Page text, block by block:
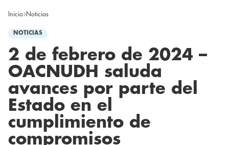
Inicio Noticias
NOTICIAS
2 de febrero de 2024 –
OACNUDH saluda
avances por parte del
Estado en el
cumplimiento de
compromisos